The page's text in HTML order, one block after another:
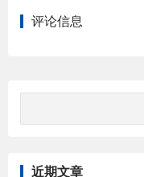
评论信息
近期文章